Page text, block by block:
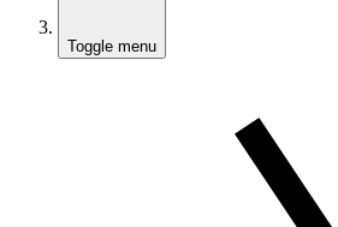
Toggle menu